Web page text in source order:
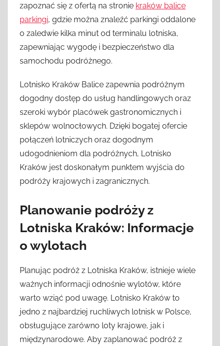
zapoznać się z ofertą na stronie kraków balice
parkingi, gdzie można znaleźć parkingi oddalone
o zaledwie kilka minut od terminalu lotniska,
zapewniając wygodę i bezpieczeństwo dla
samochodu podróżnego.
Lotnisko Kraków Balice zapewnia podróżnym
dogodny dostęp do usług handlingowych oraz
szeroki wybór placówek gastronomicznych i
sklepów wolnocłowych. Dzięki bogatej ofercie
połączeń lotniczych oraz dogodnym
udogodnieniom dla podróżnych, Lotnisko
Kraków jest doskonałym punktem wyjścia do
podróży krajowych i zagranicznych.
Planowanie podróży z
Lotniska Kraków: Informacje
o wylotach
Planując podróż z Lotniska Kraków, istnieje wiele
ważnych informacji odnośnie wylotów, które
warto wziąć pod uwagę. Lotnisko Kraków to
jedno z najbardziej ruchliwych lotnisk w Polsce,
obsługujące zarówno loty krajowe, jak i
międzynarodowe. Aby zaplanować podróż z